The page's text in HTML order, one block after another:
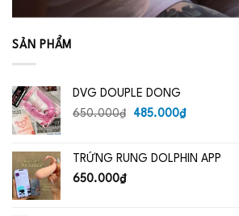
SẢN PHẨM
DVG DOUPLE DONG
650.000₫
Giá
650.000₫.
485.000₫Giá
là:
TRỨNG RUNG DOLPHIN APP
650.000₫